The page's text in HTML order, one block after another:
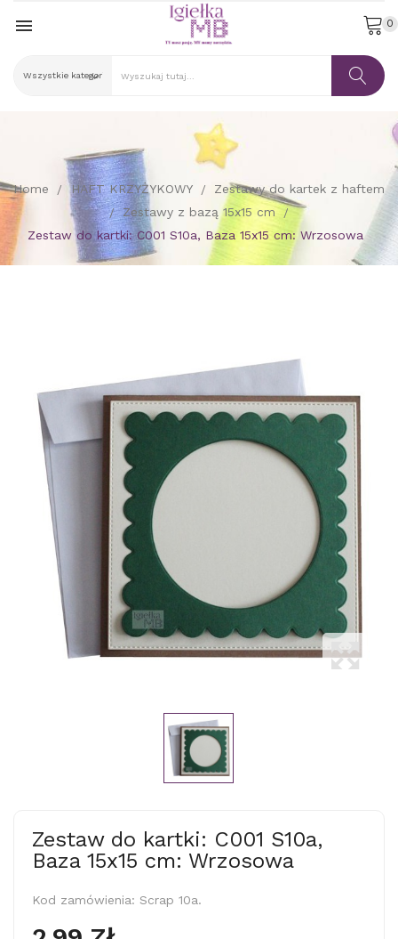
 0
Home HAFT KRZYŻYKOWY
Zestawy do kartek z haftem
Zestawy z bazą 15x15 cm
Zestaw do kartki: C001 S10a, Baza 15x15 cm: Wrzosowa
Zestaw do kartki: C001 S10a,
Baza 15x15 cm: Wrzosowa
Kod zamówienia: Scrap 10a.